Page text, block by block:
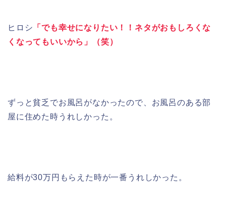
ヒロシ 「でも幸せになりたい！！ネタがおもしろくな
くなってもいいから」（笑）
ずっと貧乏でお風呂がなかったので、お風呂のある部
屋に住めた時うれしかった。
給料が30万円もらえた時が一番うれしかった。